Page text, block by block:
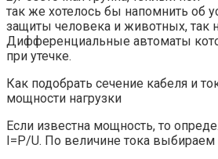
так же хотелось бы напомнить об
защиты человека и животных,
Дифференциальные автоматы
при утечке.
Как подобрать сечение кабеля и
мощности нагрузки
Если известна мощность, то
I=P/U. По величине тока выбираем